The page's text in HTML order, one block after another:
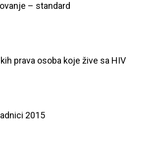
– standard
prava osoba koje žive sa HIV
2015